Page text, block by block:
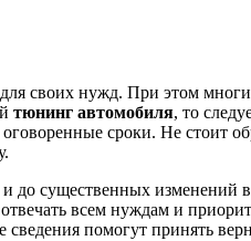
своих нужд. При этом
тюнинг автомобиля, то
сроки. Не стоит
до существенных изменений
всем нуждам и
помогут принять